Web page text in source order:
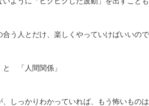
う人とだけ、楽しくやっていけばいいので
と 「人間関係」
、しっかりわかっていれば、もう怖いものは